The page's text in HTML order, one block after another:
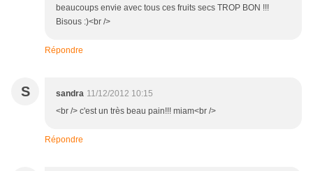
beaucoups envie avec tous ces fruits secs TROP BON !!!
Bisous :)<br />
Répondre
S sandra 11/12/2012 10:15
<br /> c'est un très beau pain!!! miam<br />
Répondre